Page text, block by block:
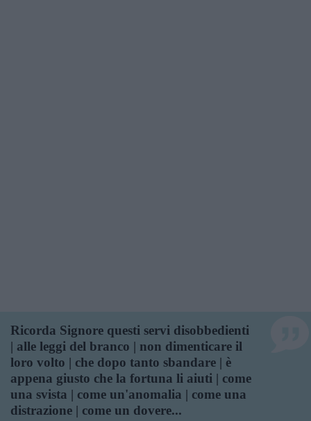
Ricorda Signore questi servi disobbedienti
| alle leggi del branco | non dimenticare il
loro volto | che dopo tanto sbandare | è
appena giusto che la fortuna li aiuti | come
una svista | come un'anomalia | come una
distrazione | come un dovere...